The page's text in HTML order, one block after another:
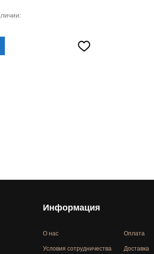
Информация
О нас
Условия сотрудничества
Оплата
Доставка